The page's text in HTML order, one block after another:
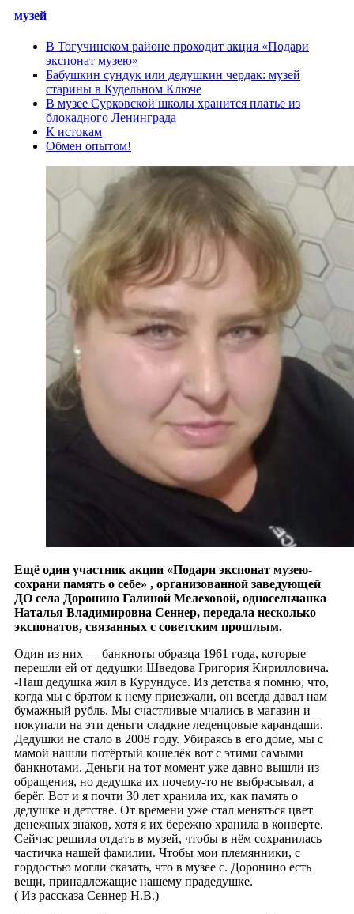
музей
В Тогучинском районе проходит акция «Подари
экспонат музею»
Бабушкин сундук или дедушкин чердак: музей
старины в Кудельном Ключе
В музее Сурковской школы хранится платье из
блокадного Ленинграда
К истокам
Обмен опытом!
Ещё один участник акции «Подари экспонат музею-
сохрани память о себе» , организованной заведующей
ДО села Доронино Галиной Мелеховой, односельчанка
Наталья Владимировна Сеннер, передала несколько
экспонатов, связанных с советским прошлым.
Один из них — банкноты образца 1961 года, которые
перешли ей от дедушки Шведова Григория Кирилловича.
-Наш дедушка жил в Курундусе. Из детства я помню, что,
когда мы с братом к нему приезжали, он всегда давал нам
бумажный рубль. Мы счастливые мчались в магазин и
покупали на эти деньги сладкие леденцовые карандаши.
Дедушки не стало в 2008 году. Убираясь в его доме, мы с
мамой нашли потёртый кошелёк вот с этими самыми
банкнотами. Деньги на тот момент уже давно вышли из
обращения, но дедушка их почему-то не выбрасывал, а
берёг. Вот и я почти 30 лет хранила их, как память о
дедушке и детстве. От времени уже стал меняться цвет
денежных знаков, хотя я их бережно хранила в конверте.
Сейчас решила отдать в музей, чтобы в нём сохранилась
частичка нашей фамилии. Чтобы мои племянники, с
гордостью могли сказать, что в музее с. Доронино есть
вещи, принадлежащие нашему прадедушке.
( Из рассказа Сеннер Н.В.)